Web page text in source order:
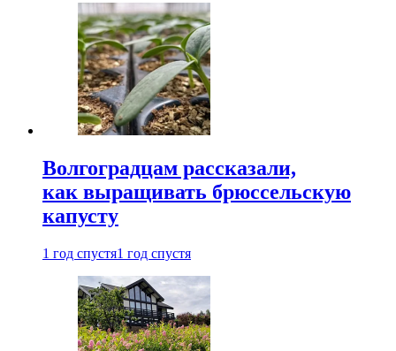
Волгоградцам рассказали,
как выращивать брюссельскую
капусту
1 год спустя1 год спустя